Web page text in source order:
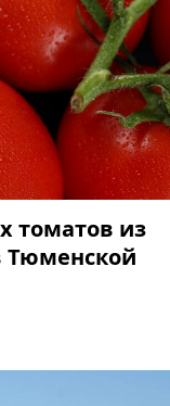
томатов из
Тюменской